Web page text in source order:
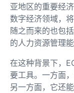
亚地区的重要经
数字经济领域，
随之而来的也包
的人力资源管理
在这种背景下，
要工具。一方面
另一方面，它还